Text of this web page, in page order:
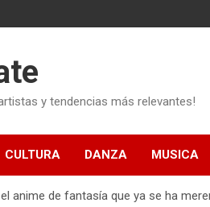
y tendencias más relevantes!
CULTURA DANZA MUSICA
anime de fantasía que ya se ha